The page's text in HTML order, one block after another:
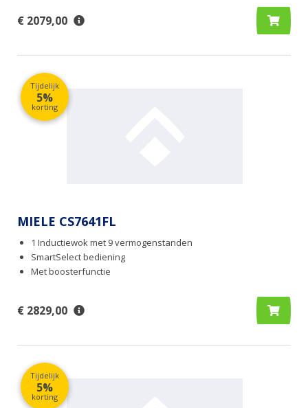
€ 2079,00
Tijdelijk
5%
korting
MIELE CS7641FL
1 Inductiewok met 9 vermogenstanden
SmartSelect bediening
Met boosterfunctie
€ 2829,00
Tijdelijk
5%
korting